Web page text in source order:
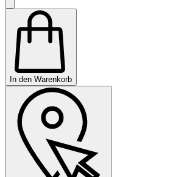
In den Warenkorb